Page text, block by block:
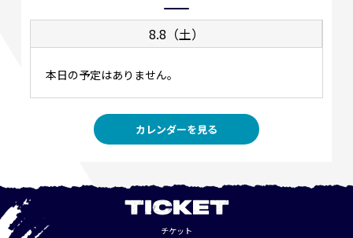
8.8（土）
本日の予定はありません。
カレンダーを見る
TICKET
チケット